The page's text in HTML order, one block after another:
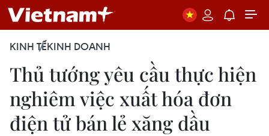
KINH TẾKINH DOANH
Thủ tướng yêu cầu thực hiện
nghiêm việc xuất hóa đơn
điện tử bán lẻ xăng dầu